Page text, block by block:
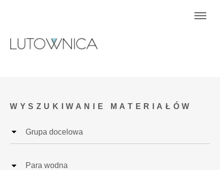
WYSZUKIWANIE MATERIAŁÓW